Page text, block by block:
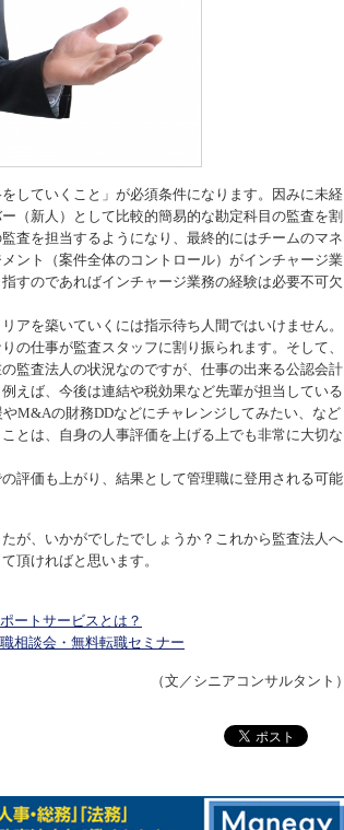
していくこと」が必須条件になります。因みに未経
（新人）として比較的簡易的な勘定科目の監査を割
査を担当するようになり、最終的にはチームのマネ
ント（案件全体のコントロール）がインチャージ業
すのであればインチャージ業務の経験は必要不可欠
アを築いていくには指示待ち人間ではいけません。
の仕事が監査スタッフに割り振られます。そして、
監査法人の状況なのですが、仕事の出来る公認会計
えば、今後は連結や税効果など先輩が担当している
M&Aの財務DDなどにチャレンジしてみたい、など
とは、自身の人事評価を上げる上でも非常に大切な
評価も上がり、結果として管理職に登用される可能
が、いかがでしたでしょうか？これから監査法人へ
頂ければと思います。
ートサービスとは？
相談会・無料転職セミナー
（文／シニアコンサルタント）